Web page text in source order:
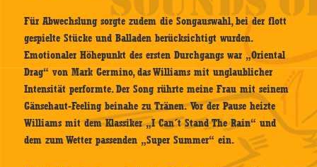
Für Abwechslung sorgte zudem die Songauswahl, bei der flott
gespielte Stücke und Balladen berücksichtigt wurden.
Emotionaler Höhepunkt des ersten Durchgangs war „Oriental
Drag“ von Mark Germino, das Williams mit unglaublicher
Intensität performte. Der Song rührte meine Frau mit seinem
Gänsehaut-Feeling beinahe zu Tränen. Vor der Pause heizte
Williams mit dem Klassiker „I Can´t Stand The Rain“ und
dem zum Wetter passenden „Super Summer“ ein.